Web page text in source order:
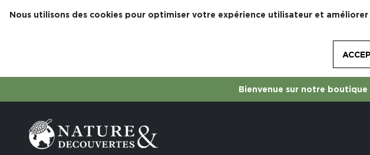
Nous utilisons des cookies pour optimiser votre expérience utilisateur et améliorer
Bienvenue sur notre